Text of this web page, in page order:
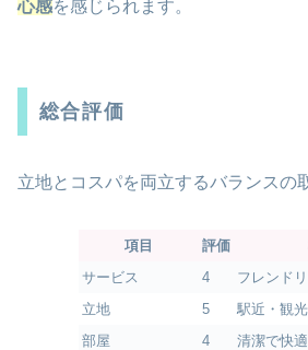
心感を感じられます。
総合評価
立地とコスパを両立するバランスの
項目 評価
サービス
4
フレンド
立地
5
駅近・観
部屋
4
清潔で快適